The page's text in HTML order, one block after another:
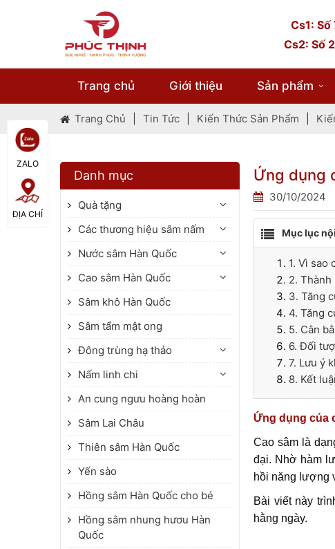
Cs1:
Cs2: Số
Trang chủ Giới thiệu Sản phẩm
Trang Chủ Tin Tức Kiến Thức Sản Phẩm
Ứng dụng
30/10/2024
Mục lục
1. Vì sao
2.
3. Tăng
4. Tăng
5. Cân
6. Đối
7. Lưu ý
8. Kết
Ứng dụng của
Cao sâm là
đại. Nhờ hàm
hồi năng lượng
Bài viết này
hằng ngày.
Danh mục
Quà tặng
Các thương hiệu sâm nấm
Nước sâm Hàn Quốc
Cao sâm Hàn Quốc
Sâm khô Hàn Quốc
Sâm tẩm mật ong
Đông trùng hạ thảo
Nấm linh chi
An cung ngưu hoàng hoàn
Sâm Lai Châu
Thiên sâm Hàn Quốc
Yến sào
Hồng sâm Hàn Quốc cho bé
Hồng sâm nhung hươu Hàn
Quốc
ZALO
ĐỊA CHỈ